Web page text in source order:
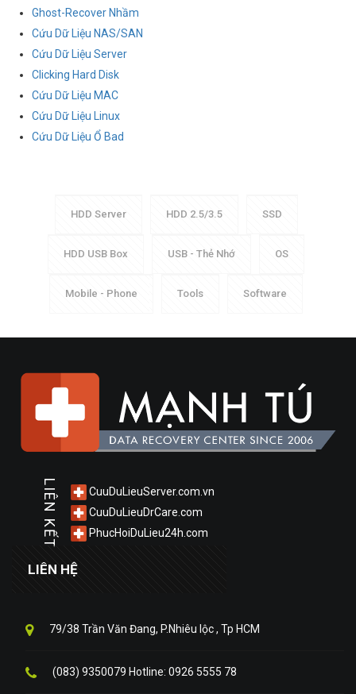
Ghost-Recover Nhầm
Cứu Dữ Liệu NAS/SAN
Cứu Dữ Liệu Server
Clicking Hard Disk
Cứu Dữ Liệu MAC
Cứu Dữ Liệu Linux
Cứu Dữ Liệu Ổ Bad
HDD Server HDD 2.5/3.5 SSD
HDD USB Box USB - Thẻ Nhớ OS
Mobile - Phone Tools Software
LIÊN KẾT
CuuDuLieuServer.com.vn
CuuDuLieuDrCare.com
PhucHoiDuLieu24h.com
LIÊN HỆ
79/38 Trần Văn Đang, P.Nhiêu lộc , Tp HCM
(083) 9350079 Hotline: 0926 5555 78